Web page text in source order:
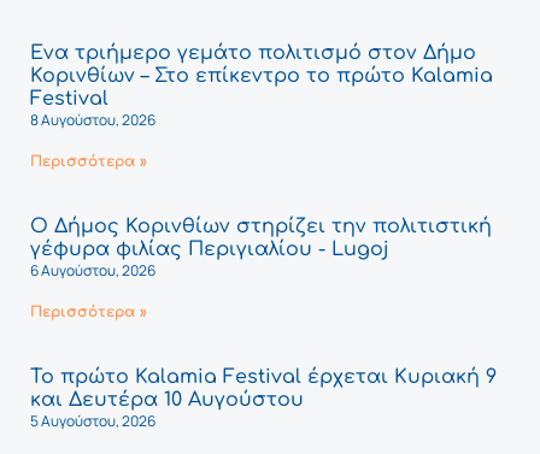
Ένα τριήμερο γεμάτο πολιτισμό στον Δήμο
Κορινθίων – Στο επίκεντρο το πρώτο Kalamia
Festival
8 Αυγούστου, 2026
Περισσότερα »
Ο Δήμος Κορινθίων στηρίζει την πολιτιστική
γέφυρα φιλίας Περιγιαλίου - Lugoj
6 Αυγούστου, 2026
Περισσότερα »
Το πρώτο Kalamia Festival έρχεται Κυριακή 9
και Δευτέρα 10 Αυγούστου
5 Αυγούστου, 2026